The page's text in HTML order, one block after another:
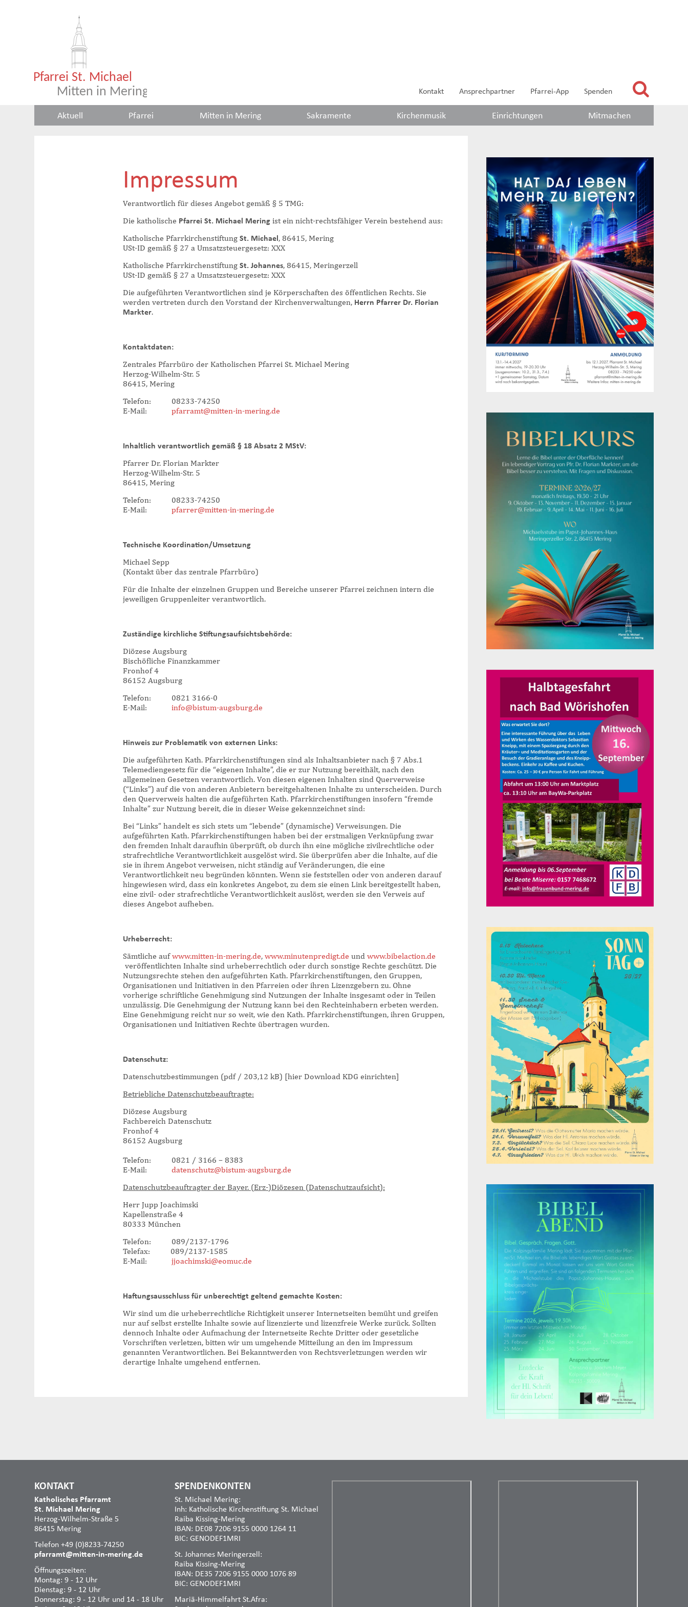
Kontakt Ansprechpartner Pfarrei-App Spenden
Aktuell Pfarrei Mitten in Mering Sakramente Kirchenmusik Einrichtungen Mitmachen
Impressum
Verantwortlich für dieses Angebot gemäß § 5 TMG:
Die katholische Pfarrei St. Michael Mering ist ein nicht-rechtsfähiger Verein bestehend aus:
Katholische Pfarrkirchenstiftung St. Michael, 86415, Mering
USt-ID gemäß § 27 a Umsatzsteuergesetz: XXX
Katholische Pfarrkirchenstiftung St. Johannes, 86415, Meringerzell
USt-ID gemäß § 27 a Umsatzsteuergesetz: XXX
Die aufgeführten Verantwortlichen sind je Körperschaften des öffentlichen Rechts. Sie
werden vertreten durch den Vorstand der Kirchenverwaltungen, Herrn Pfarrer Dr. Florian
Markter.
Kontaktdaten:
Zentrales Pfarrbüro der Katholischen Pfarrei St. Michael Mering
Herzog-Wilhelm-Str. 5
86415, Mering
Telefon: 08233-74250
E-Mail: pfarramt@mitten-in-mering.de
Inhaltlich verantwortlich gemäß § 18 Absatz 2 MStV:
Pfarrer Dr. Florian Markter
Herzog-Wilhelm-Str. 5
86415, Mering
Telefon: 08233-74250
E-Mail: pfarrer@mitten-in-mering.de
Technische Koordination/Umsetzung
Michael Sepp
(Kontakt über das zentrale Pfarrbüro)
Für die Inhalte der einzelnen Gruppen und Bereiche unserer Pfarrei zeichnen intern die
jeweiligen Gruppenleiter verantwortlich.
Zuständige kirchliche Stiftungsaufsichtsbehörde:
Diözese Augsburg
Bischöfliche Finanzkammer
Fronhof 4
86152 Augsburg
Telefon: 0821 3166-0
E-Mail: info@bistum-augsburg.de
Hinweis zur Problematik von externen Links:
Die aufgeführten Kath. Pfarrkirchenstiftungen sind als Inhaltsanbieter nach § 7 Abs.1
Telemediengesetz für die “eigenen Inhalte”, die er zur Nutzung bereithält, nach den
allgemeinen Gesetzen verantwortlich. Von diesen eigenen Inhalten sind Querverweise
(“Links”) auf die von anderen Anbietern bereitgehaltenen Inhalte zu unterscheiden. Durch
den Querverweis halten die aufgeführten Kath. Pfarrkirchenstiftungen insofern “fremde
Inhalte” zur Nutzung bereit, die in dieser Weise gekennzeichnet sind:
Bei “Links” handelt es sich stets um “lebende” (dynamische) Verweisungen. Die
aufgeführten Kath. Pfarrkirchenstiftungen haben bei der erstmaligen Verknüpfung zwar
den fremden Inhalt daraufhin überprüft, ob durch ihn eine mögliche zivilrechtliche oder
strafrechtliche Verantwortlichkeit ausgelöst wird. Sie überprüfen aber die Inhalte, auf die
sie in ihrem Angebot verweisen, nicht ständig auf Veränderungen, die eine
Verantwortlichkeit neu begründen könnten. Wenn sie feststellen oder von anderen darauf
hingewiesen wird, dass ein konkretes Angebot, zu dem sie einen Link bereitgestellt haben,
eine zivil- oder strafrechtliche Verantwortlichkeit auslöst, werden sie den Verweis auf
dieses Angebot aufheben.
Urheberrecht:
Sämtliche aufwww.mitten-in-mering.de, www.minutenpredigt.de und www.bibelaction.de
veröffentlichten Inhalte sind urheberrechtlich oder durch sonstige Rechte geschützt. Die
Nutzungsrechte stehen den aufgeführten Kath. Pfarrkirchenstiftungen, den Gruppen,
Organisationen und Initiativen in den Pfarreien oder ihren Lizenzgebern zu. Ohne
vorherige schriftliche Genehmigung sind Nutzungen der Inhalte insgesamt oder in Teilen
unzulässig. Die Genehmigung der Nutzung kann bei den Rechteinhabern erbeten werden.
Eine Genehmigung reicht nur so weit, wie den Kath. Pfarrkirchenstiftungen, ihren Gruppen,
Organisationen und Initiativen Rechte übertragen wurden.
Datenschutz:
Datenschutzbestimmungen (pdf / 203,12 kB) [hier Download KDG einrichten]
Betriebliche Datenschutzbeauftragte:
Diözese Augsburg
Fachbereich Datenschutz
Fronhof 4
86152 Augsburg
Telefon: 0821 / 3166 – 8383
E-Mail: datenschutz@bistum-augsburg.de
Datenschutzbeauftragter der Bayer. (Erz-)Diözesen (Datenschutzaufsicht):
Herr Jupp Joachimski
Kapellenstraße 4
80333 München
Telefon: 089/2137-1796
Telefax: 089/2137-1585
E-Mail: jjoachimski@eomuc.de
Haftungsausschluss für unberechtigt geltend gemachte Kosten:
Wir sind um die urheberrechtliche Richtigkeit unserer Internetseiten bemüht und greifen
nur auf selbst erstellte Inhalte sowie auf lizenzierte und lizenzfreie Werke zurück. Sollten
dennoch Inhalte oder Aufmachung der Internetseite Rechte Dritter oder gesetzliche
Vorschriften verletzen, bitten wir um umgehende Mitteilung an den im Impressum
genannten Verantwortlichen. Bei Bekanntwerden von Rechtsverletzungen werden wir
derartige Inhalte umgehend entfernen.
KONTAKT
Katholisches Pfarramt
St. Michael Mering
Herzog-Wilhelm-Straße 5
86415 Mering
Telefon +49 (0)8233-74250
pfarramt@mitten-in-mering.de
Öffnungszeiten:
Montag: 9 - 12 Uhr
Dienstag: 9 - 12 Uhr
Donnerstag: 9 - 12 Uhr und 14 - 18 Uhr
SPENDENKONTEN
St. Michael Mering:
Inh: Katholische Kirchenstiftung St. Michael
Raiba Kissing-Mering
IBAN: DE08 7206 9155 0000 1264 11
BIC: GENODEF1MRI
St. Johannes Meringerzell:
Raiba Kissing-Mering
IBAN: DE35 7206 9155 0000 1076 89
BIC: GENODEF1MRI
Mariä-Himmelfahrt St.Afra: